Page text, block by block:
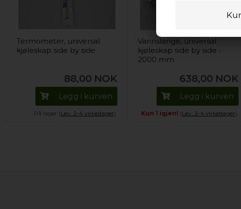
Termometer, universal
kjøleskap side by side
88,00 NOK
Legg i kurven
På lager (Lev. 2-4 virkedager).
Vannslange, universal
kjøleskap side by side -
2000 mm
638,00 NOK
Legg i kurven
Kun 1 igjen! (Lev. 2-4 virkedager).